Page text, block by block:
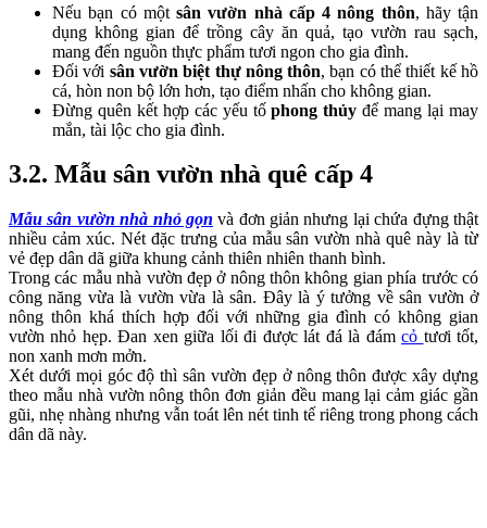
Nếu bạn có một sân vườn nhà cấp 4 nông thôn, hãy tận
dụng không gian để trồng cây ăn quả, tạo vườn rau sạch,
mang đến nguồn thực phẩm tươi ngon cho gia đình.
Đối với sân vườn biệt thự nông thôn, bạn có thể thiết kế hồ
cá, hòn non bộ lớn hơn, tạo điểm nhấn cho không gian.
Đừng quên kết hợp các yếu tốphong thủy để mang lại may
mắn, tài lộc cho gia đình.
3.2. Mẫu sân vườn nhà quê cấp 4
Mẫu sân vườn nhà nhỏ gọn và đơn giản nhưng lại chứa đựng thật
nhiều cảm xúc. Nét đặc trưng của mẫu sân vườn nhà quê này là từ
vẻ đẹp dân dã giữa khung cảnh thiên nhiên thanh bình.
Trong các mẫu nhà vườn đẹp ở nông thôn không gian phía trước có
công năng vừa là vườn vừa là sân. Đây là ý tưởng về sân vườn ở
nông thôn khá thích hợp đối với những gia đình có không gian
vườn nhỏ hẹp. Đan xen giữa lối đi được lát đá là đámcỏ tươi tốt,
non xanh mơn mởn.
Xét dưới mọi góc độ thì sân vườn đẹp ở nông thôn được xây dựng
theo mẫu nhà vườn nông thôn đơn giản đều mang lại cảm giác gần
gũi, nhẹ nhàng nhưng vẫn toát lên nét tinh tế riêng trong phong cách
dân dã này.